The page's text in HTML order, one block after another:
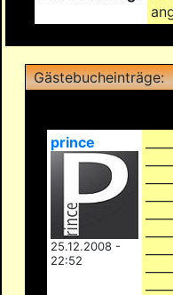
Gästebucheinträge:
prince
25.12.2008 -
22:52